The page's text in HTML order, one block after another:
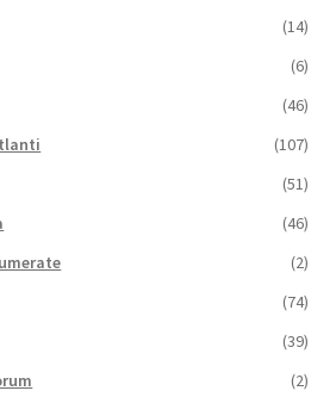
(14)
(6)
(46)
(107)
(51)
(46)
(2)
(74)
(39)
(2)